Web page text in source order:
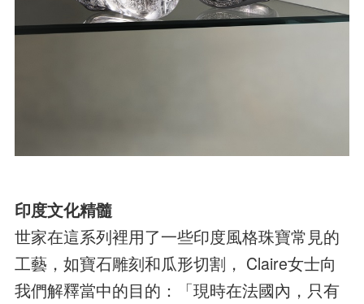
印度文化精髓
世家在這系列裡用了一些印度風格珠寶常見的
工藝，如寶石雕刻和瓜形切割， Claire女士向
我們解釋當中的目的：「現時在法國內，只有